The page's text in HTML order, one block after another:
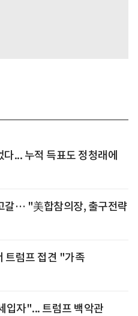
... 누적 득표도 정청래에
갈… "美합참의장, 출구전략
트럼프 접견 "가족
입자"... 트럼프 백악관